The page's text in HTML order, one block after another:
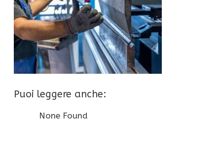
Puoi leggere anche:
None Found